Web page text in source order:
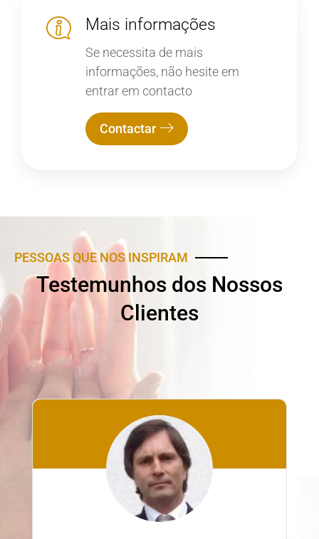
Mais informações
Se necessita de mais
informações, não hesite em
entrar em contacto
Contactar
PESSOAS QUE NOS INSPIRAM
Testemunhos dos Nossos
Clientes